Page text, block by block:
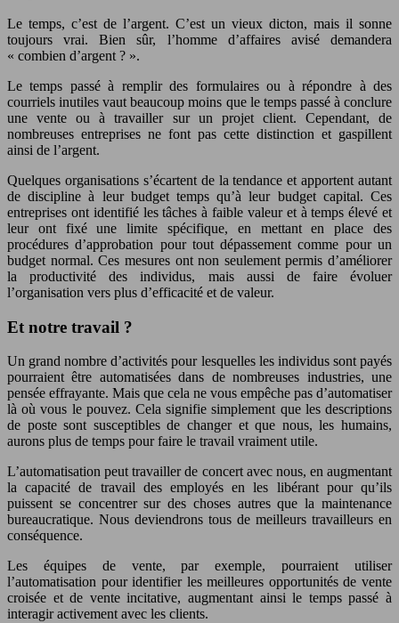
Le temps, c’est de l’argent. C’est un vieux dicton, mais il sonne
toujours vrai. Bien sûr, l’homme d’affaires avisé demandera
« combien d’argent ? ».
Le temps passé à remplir des formulaires ou à répondre à des
courriels inutiles vaut beaucoup moins que le temps passé à conclure
une vente ou à travailler sur un projet client. Cependant, de
nombreuses entreprises ne font pas cette distinction et gaspillent
ainsi de l’argent.
Quelques organisations s’écartent de la tendance et apportent autant
de discipline à leur budget temps qu’à leur budget capital. Ces
entreprises ont identifié les tâches à faible valeur et à temps élevé et
leur ont fixé une limite spécifique, en mettant en place des
procédures d’approbation pour tout dépassement comme pour un
budget normal. Ces mesures ont non seulement permis d’améliorer
la productivité des individus, mais aussi de faire évoluer
l’organisation vers plus d’efficacité et de valeur.
Et notre travail ?
Un grand nombre d’activités pour lesquelles les individus sont payés
pourraient être automatisées dans de nombreuses industries, une
pensée effrayante. Mais que cela ne vous empêche pas d’automatiser
là où vous le pouvez. Cela signifie simplement que les descriptions
de poste sont susceptibles de changer et que nous, les humains,
aurons plus de temps pour faire le travail vraiment utile.
L’automatisation peut travailler de concert avec nous, en augmentant
la capacité de travail des employés en les libérant pour qu’ils
puissent se concentrer sur des choses autres que la maintenance
bureaucratique. Nous deviendrons tous de meilleurs travailleurs en
conséquence.
Les équipes de vente, par exemple, pourraient utiliser
l’automatisation pour identifier les meilleures opportunités de vente
croisée et de vente incitative, augmentant ainsi le temps passé à
interagir activement avec les clients.